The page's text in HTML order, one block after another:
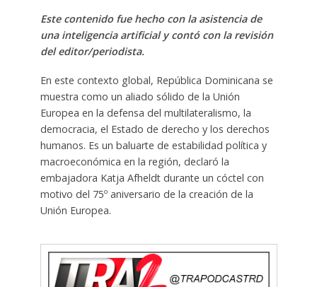
Este contenido fue hecho con la asistencia de
una inteligencia artificial y contó con la revisión
del editor/periodista.
En este contexto global, República Dominicana se
muestra como un aliado sólido de la Unión
Europea en la defensa del multilateralismo, la
democracia, el Estado de derecho y los derechos
humanos. Es un baluarte de estabilidad política y
macroeconómica en la región, declaró la
embajadora Katja Afheldt durante un cóctel con
motivo del 75º aniversario de la creación de la
Unión Europea.